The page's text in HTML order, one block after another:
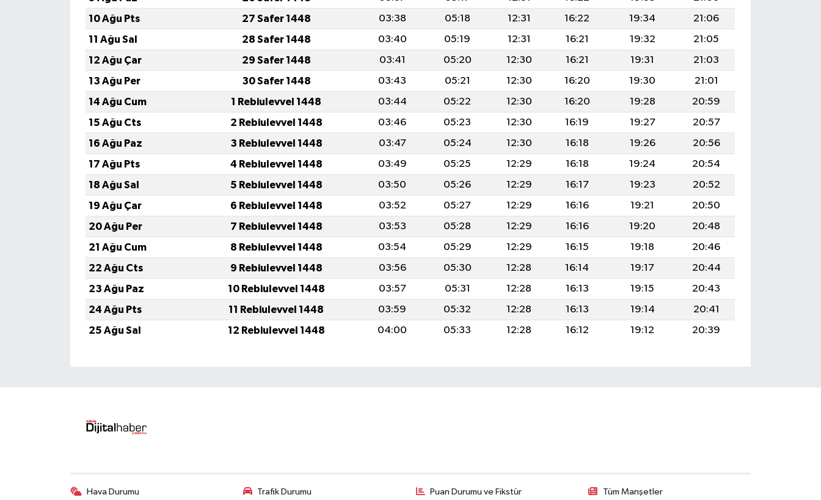
10 Ağu Pts
27 Safer 1448 03:38 05:18 12:31 16:22 19:34
21:06
11 Ağu Sal
28 Safer 1448 03:40 05:19 12:31 16:21 19:32
21:05
12 Ağu Çar
29 Safer 1448 03:41 05:20 12:30 16:21 19:31
21:03
13 Ağu Per
30 Safer 1448 03:43 05:21 12:30 16:20 19:30
21:01
14 Ağu Cum
1 Rebiulevvel 1448 03:44 05:22 12:30 16:20 19:28
20:59
15 Ağu Cts
2 Rebiulevvel 1448 03:46 05:23 12:30 16:19 19:27
20:57
16 Ağu Paz
3 Rebiulevvel 1448 03:47 05:24 12:30 16:18 19:26
20:56
17 Ağu Pts
4 Rebiulevvel 1448 03:49 05:25 12:29 16:18 19:24
20:54
18 Ağu Sal
5 Rebiulevvel 1448 03:50 05:26 12:29 16:17 19:23
20:52
19 Ağu Çar
6 Rebiulevvel 1448 03:52 05:27 12:29 16:16 19:21
20:50
20 Ağu Per
7 Rebiulevvel 1448 03:53 05:28 12:29 16:16 19:20
20:48
21 Ağu Cum
8 Rebiulevvel 1448 03:54 05:29 12:29 16:15 19:18
20:46
22 Ağu Cts
9 Rebiulevvel 1448 03:56 05:30 12:28 16:14 19:17
20:44
23 Ağu Paz
10 Rebiulevvel 1448 03:57 05:31 12:28 16:13 19:15
20:43
24 Ağu Pts
11 Rebiulevvel 1448 03:59 05:32 12:28 16:13 19:14
20:41
25 Ağu Sal
12 Rebiulevvel 1448 04:00 05:33 12:28 16:12 19:12 20:39
Hava Durumu Trafik Durumu Puan Durumu ve Fikstür Tüm Manşetler